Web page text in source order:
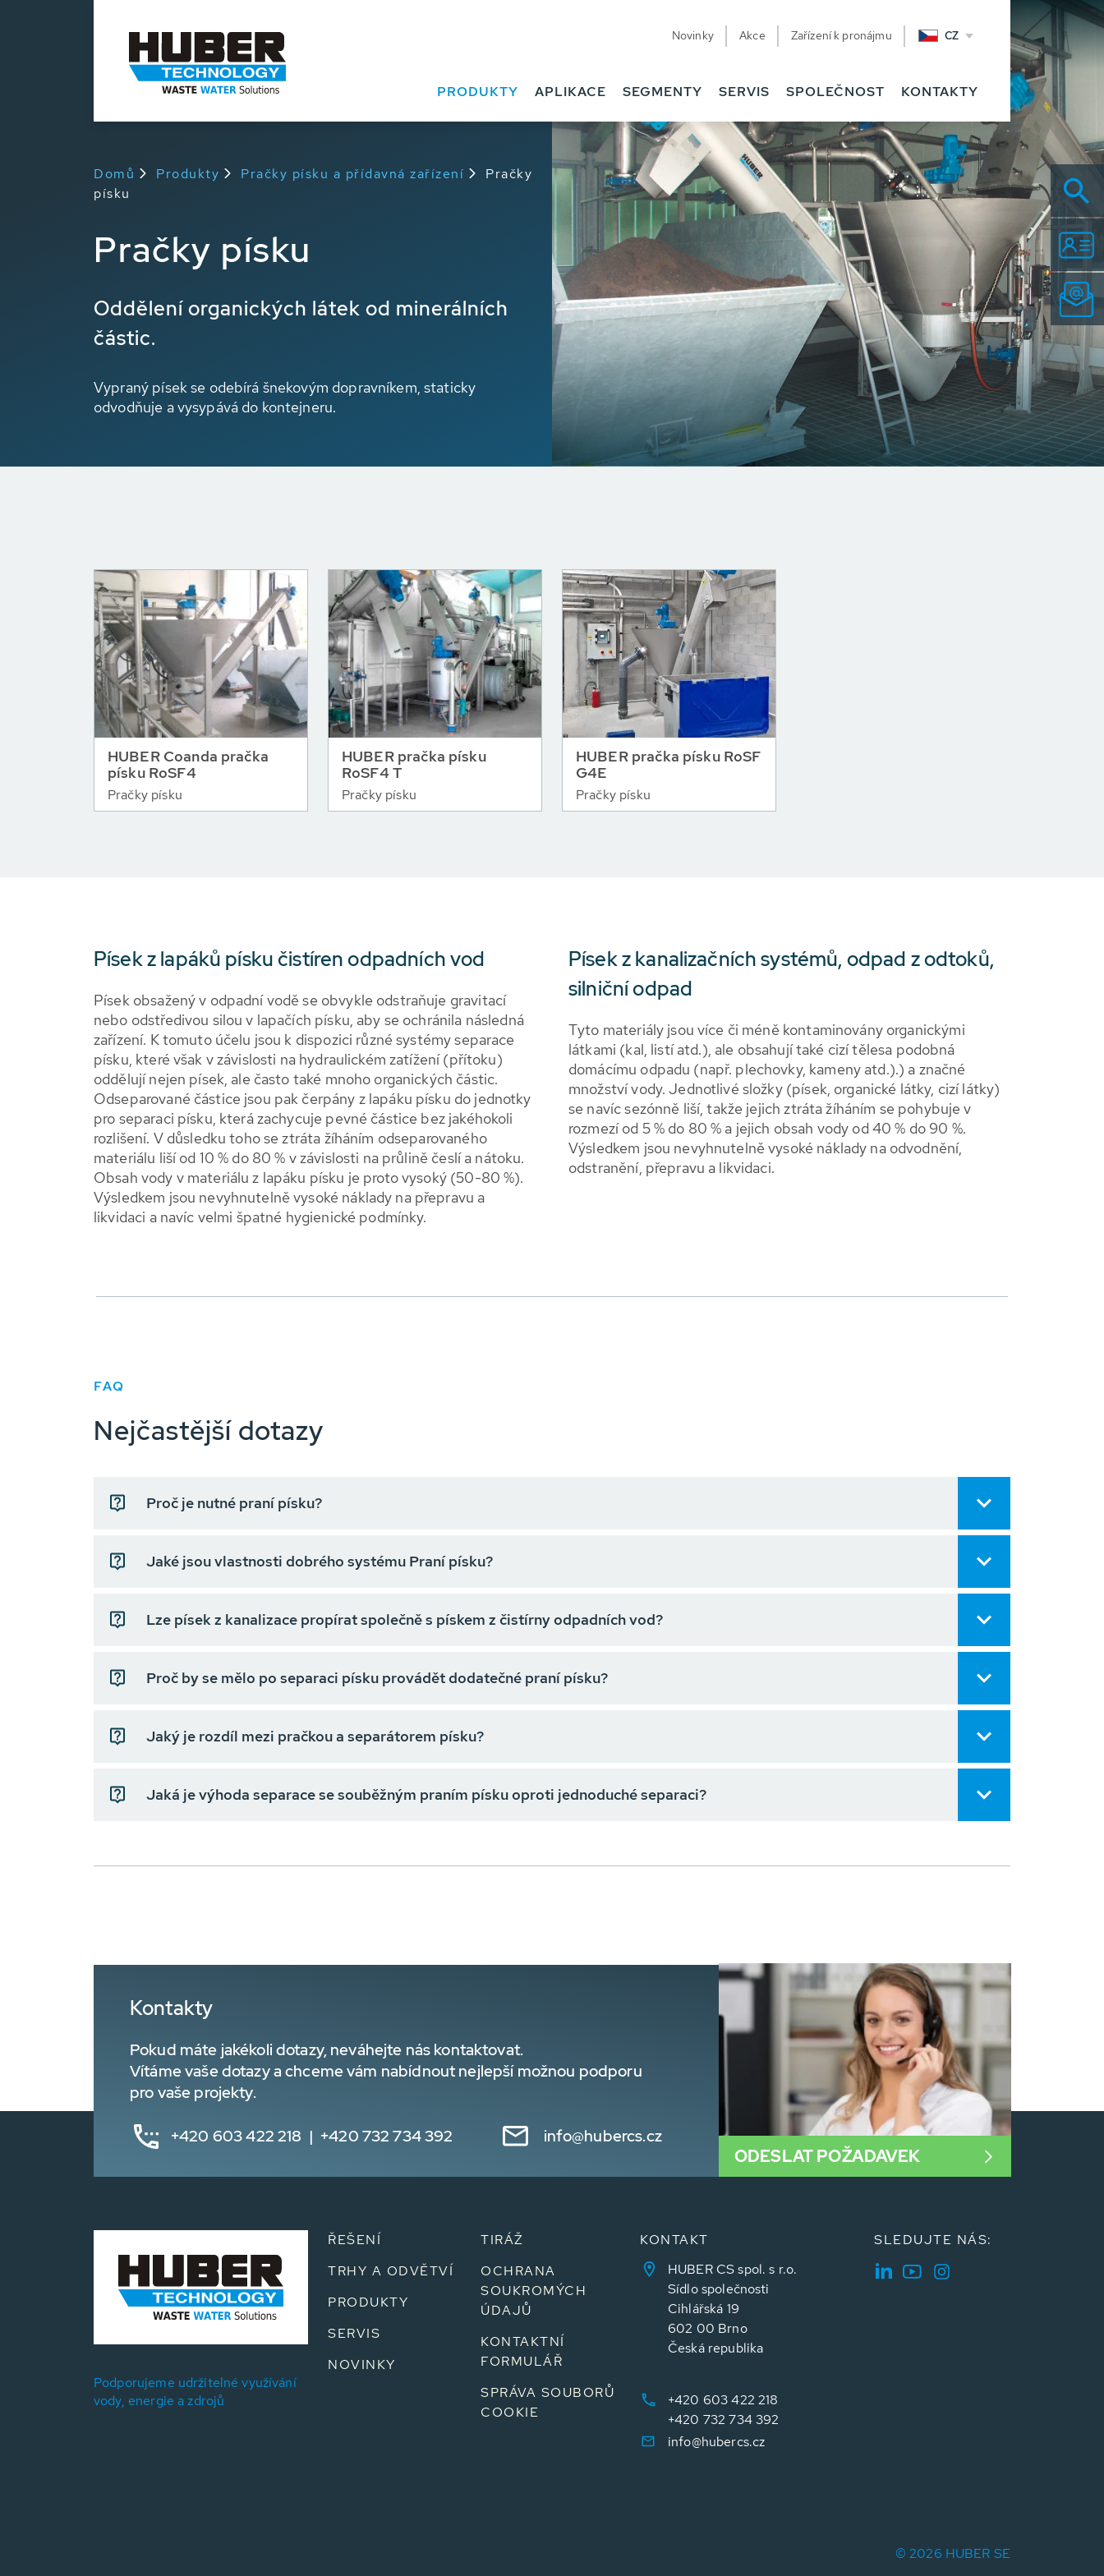
Novinky Akce Zařízení k pronájmu CZ
PRODUKTY APLIKACE SEGMENTY SERVIS SPOLEČNOST KONTAKTY
Domů Produkty Pračky písku a přídavná zařízení
Pračky
písku
Pračky písku
Oddělení organických látek od minerálních
částic.
Vypraný písek se odebírá šnekovým dopravníkem, staticky
odvodňuje a vysypává do kontejneru.
HUBER Coanda pračka
písku RoSF4
Pračky písku
HUBER pračka písku
RoSF4 T
Pračky písku
HUBER pračka písku RoSF
G4E
Pračky písku
Písek z lapáků písku čistíren odpadních vod
Písek obsažený v odpadní vodě se obvykle odstraňuje gravitací
nebo odstředivou silou v lapačích písku, aby se ochránila následná
zařízení. K tomuto účelu jsou k dispozici různé systémy separace
písku, které však v závislosti na hydraulickém zatížení (přítoku)
oddělují nejen písek, ale často také mnoho organických částic.
Odseparované částice jsou pak čerpány z lapáku písku do jednotky
pro separaci písku, která zachycuje pevné částice bez jakéhokoli
rozlišení. V důsledku toho se ztráta žíháním odseparovaného
materiálu liší od 10 % do 80 % v závislosti na průlině česlí a nátoku.
Obsah vody v materiálu z lapáku písku je proto vysoký (50-80 %).
Výsledkem jsou nevyhnutelně vysoké náklady na přepravu a
likvidaci a navíc velmi špatné hygienické podmínky.
Písek z kanalizačních systémů, odpad z odtoků,
silniční odpad
Tyto materiály jsou více či méně kontaminovány organickými
látkami (kal, listí atd.), ale obsahují také cizí tělesa podobná
domácímu odpadu (např. plechovky, kameny atd.).) a značné
množství vody. Jednotlivé složky (písek, organické látky, cizí látky)
se navíc sezónně liší, takže jejich ztráta žíháním se pohybuje v
rozmezí od 5 % do 80 % a jejich obsah vody od 40 % do 90 %.
Výsledkem jsou nevyhnutelně vysoké náklady na odvodnění,
odstranění, přepravu a likvidaci.
FAQ
Nejčastější dotazy
Proč je nutné praní písku?
Jaké jsou vlastnosti dobrého systému Praní písku?
Lze písek z kanalizace propírat společně s pískem z čistírny odpadních vod?
Proč by se mělo po separaci písku provádět dodatečné praní písku?
Jaký je rozdíl mezi pračkou a separátorem písku?
Jaká je výhoda separace se souběžným praním písku oproti jednoduché separaci?
Kontakty
Pokud máte jakékoli dotazy, neváhejte nás kontaktovat.
Vítáme vaše dotazy a chceme vám nabídnout nejlepší možnou podporu
pro vaše projekty.
+420 603 422 218 | +420 732 734 392 info@hubercs.cz
ODESLAT POŽADAVEK
Podporujeme udržitelné využívání
vody, energie a zdrojů
ŘEŠENÍ
TRHY A ODVĚTVÍ
PRODUKTY
SERVIS
NOVINKY
TIRÁŽ
OCHRANA
SOUKROMÝCH
ÚDAJŮ
KONTAKTNÍ
FORMULÁŘ
SPRÁVA SOUBORŮ
COOKIE
KONTAKT
HUBER CS spol. s r.o.
Sídlo společnosti
Cihlářská 19
602 00 Brno
Česká republika
+420 603 422 218
+420 732 734 392
info@hubercs.cz
SLEDUJTE NÁS:
© 2026 HUBER SE